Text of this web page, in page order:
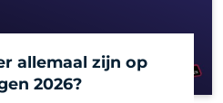
allemaal zijn op
2026?